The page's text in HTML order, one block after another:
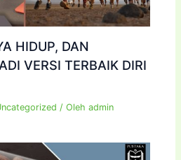
HIDUP, DAN
VERSI TERBAIK DIRI
/ Olehadmin